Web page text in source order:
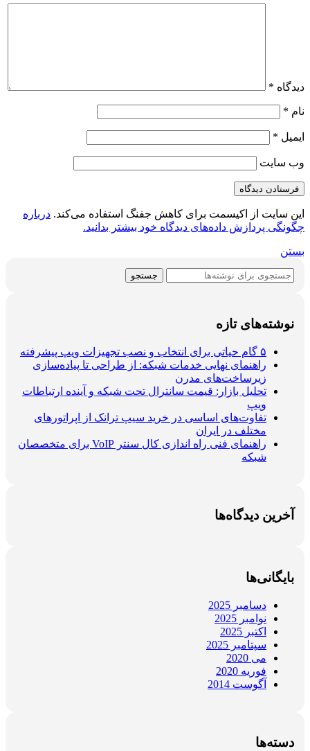
دیدگاه *
نام *
ایمیل *
وب‌ سایت
این سایت از اکیسمت برای کاهش جفنگ استفاده می‌کند. درباره
چگونگی پردازش داده‌های دیدگاه خود بیشتر بدانید.
بستن
جستجو
نوشته‌های تازه
۵ گام حیاتی برای انتخاب و نصب تجهیزات ویپ پیشرفته
راهنمای نهایی خدمات شبکه: از طراحی تا پیاده‌سازی
زیرساخت‌های مدرن
تحلیل بازار: قیمت سانترال تحت شبکه و آینده ارتباطات
ویپ
تفاوت‌های اساسی در خرید سیپ ترانک از اپراتورهای
مختلف در ایران
راهنمای فنی راه اندازی کال سنتر VoIP برای متخصصان
شبکه
آخرین دیدگاه‌ها
بایگانی‌ها
دسامبر 2025
نوامبر 2025
اکتبر 2025
سپتامبر 2025
می 2020
فوریه 2020
آگوست 2014
دسته‌ها